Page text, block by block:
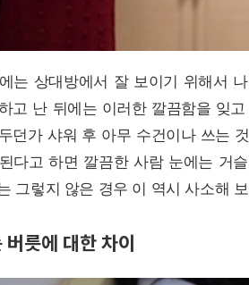
는 상대방에서 잘 보이기 위해서
고 난 뒤에는 이러한 깔끔함을 잊
던가 샤워 후 아무 수건이나 쓰는
다고 하면 깔끔한 사람 눈에는 거
그렇지 않은 경우 이 역시 사소해
버릇에 대한 차이